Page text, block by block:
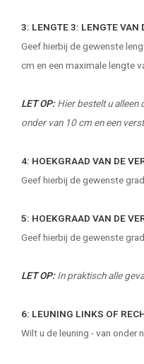
3: LENGTE 3: LENGTE
Geef hierbij de gewenste
cm en een maximale lengte
LET OP:Hier bestelt u alleen
onder van 10 cm en een
4: HOEKGRAAD VAN DE
Geef hierbij de gewenste
5: HOEKGRAAD VAN DE
Geef hierbij de gewenste
LET OP:In praktisch alle
6: LEUNING LINKS OF
Wilt u de leuning - van